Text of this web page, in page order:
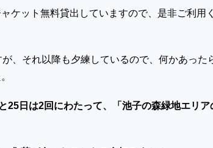
ケット無料貸出していますので、是非ご利用
、それ以降も夕練しているので、何かあった
25日は2回にわたって、「池子の森緑地エリア